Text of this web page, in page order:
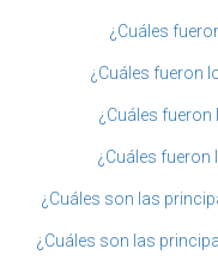
¿Cuáles
¿Cuáles fueron
¿Cuáles
¿Cuáles fueron
¿Cuáles son las
¿Cuáles son las